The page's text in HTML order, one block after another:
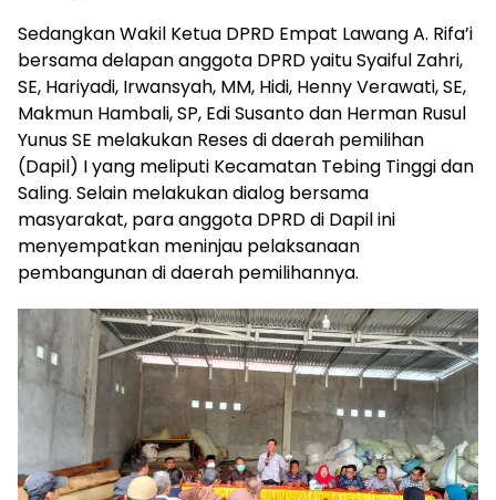
Sedangkan Wakil Ketua DPRD Empat Lawang A. Rifa’i
bersama delapan anggota DPRD yaitu Syaiful Zahri,
SE, Hariyadi, Irwansyah, MM, Hidi, Henny Verawati, SE,
Makmun Hambali, SP, Edi Susanto dan Herman Rusul
Yunus SE melakukan Reses di daerah pemilihan
(Dapil) I yang meliputi Kecamatan Tebing Tinggi dan
Saling. Selain melakukan dialog bersama
masyarakat, para anggota DPRD di Dapil ini
menyempatkan meninjau pelaksanaan
pembangunan di daerah pemilihannya.